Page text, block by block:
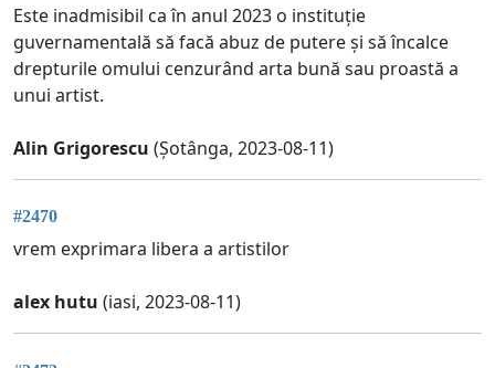
Este inadmisibil ca în anul 2023 o instituție
guvernamentală să facă abuz de putere și să încalce
drepturile omului cenzurând arta bună sau proastă a
unui artist.
Alin Grigorescu (Șotânga, 2023-08-11)
#2470
vrem exprimara libera a artistilor
alex hutu (iasi, 2023-08-11)